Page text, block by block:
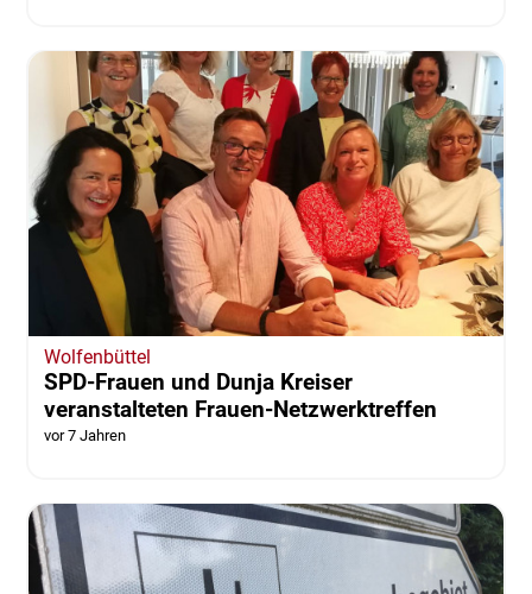
Wolfenbüttel
SPD-Frauen und Dunja Kreiser
veranstalteten Frauen-Netzwerktreffen
vor 7 Jahren